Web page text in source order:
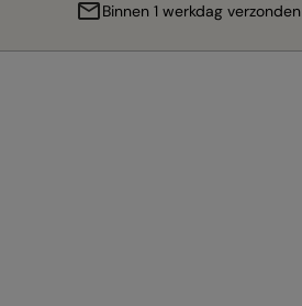
Binnen 1 werkdag verzonden